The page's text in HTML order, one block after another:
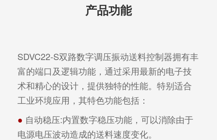
产品功能
SDVC22-S双路数字调压振动送料控制器拥有丰
富的端口及逻辑功能，通过采用最新的电子技
术和精心的设计，提供独特的性能。特别适合
工业环境应用，其特色功能包括：
● 自动稳压:内置数字稳压功能，可以消除由于
电源电压波动造成的送料速度变化。